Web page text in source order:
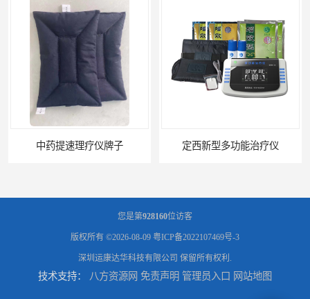
中药提速理疗仪牌子 定西新型多功能治疗仪
您是第928160位访客
版权所有 ©2026-08-09 粤ICP备2022107469号-3
深圳运康达华科技有限公司 保留所有权利.
技术支持： 八方资源网 免责声明 管理员入口 网站地图